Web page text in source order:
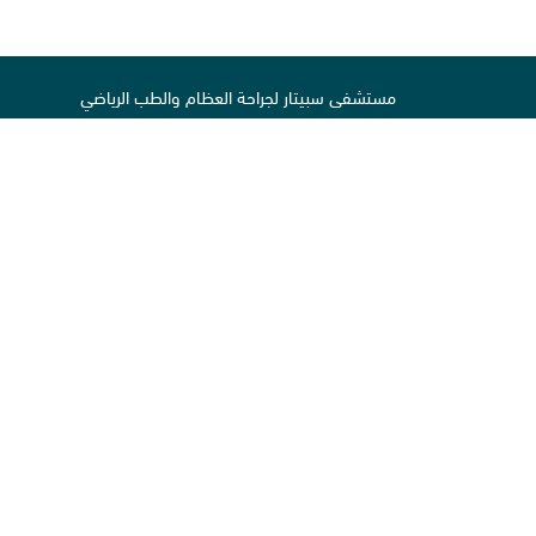
مستشفى سبيتار لجراحة العظام والطب الرياضي